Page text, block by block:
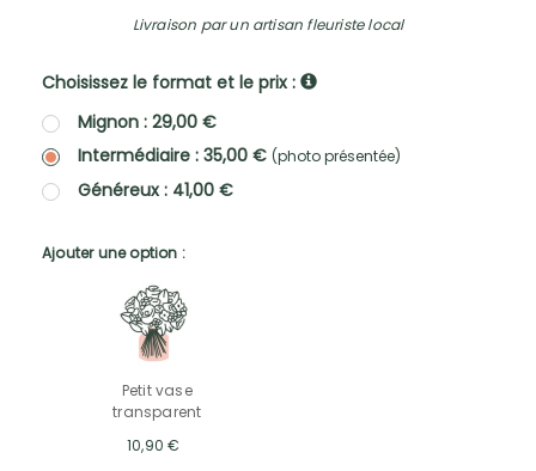
Livraison par un artisan fleuriste local
Choisissez le format et le prix :
Mignon : 29,00 €
Intermédiaire : 35,00 € (photo présentée)
Généreux : 41,00 €
Ajouter une option :
Petit vase
transparent
10,90 €